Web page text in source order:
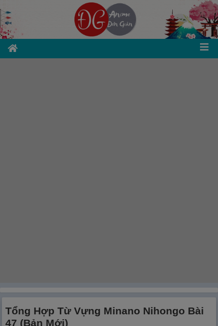
Tổng Hợp Từ Vựng Minano Nihongo Bài
47 (Bản Mới)